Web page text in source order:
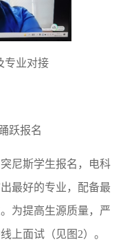
专业对接
跃报名
尼斯学生报名，电科
最好的专业，配备最
为提高生源质量，严
上面试（见图2）。